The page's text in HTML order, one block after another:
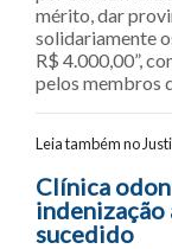
mérito, dar
solidariamente
R$ 4.000,00”,
pelos membros
Leia também no
Clínica
indenização
sucedido